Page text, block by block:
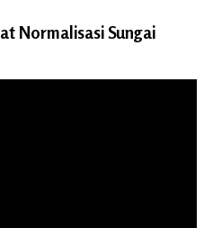
Normalisasi Sungai